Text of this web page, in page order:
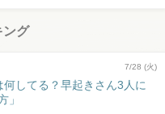
ング
7/28 (火)
してる？早起きさん3人に
」